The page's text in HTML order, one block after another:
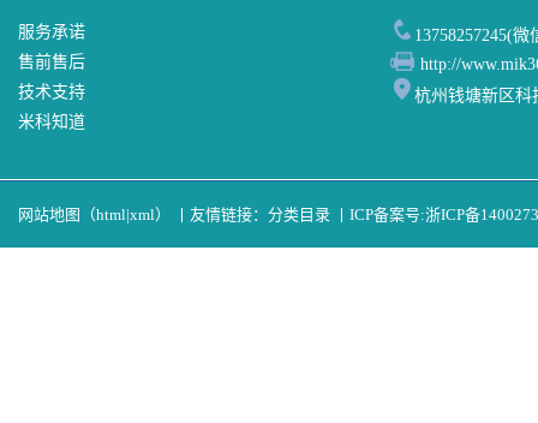
服务承诺
售前售后
技术支持
米科知道
13758257245(微
http://
杭州钱塘新区科
网站地图（html|xml） 友情链接： 分类目录 ICP备案号:浙ICP备